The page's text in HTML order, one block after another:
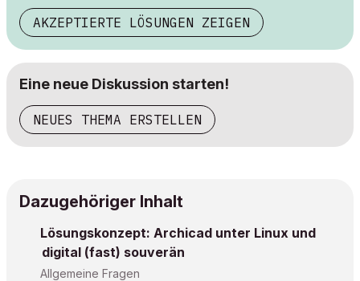
AKZEPTIERTE LÖSUNGEN ZEIGEN
Eine neue Diskussion starten!
NEUES THEMA ERSTELLEN
Dazugehöriger Inhalt
Lösungskonzept: Archicad unter Linux und
digital (fast) souverän
Allgemeine Fragen